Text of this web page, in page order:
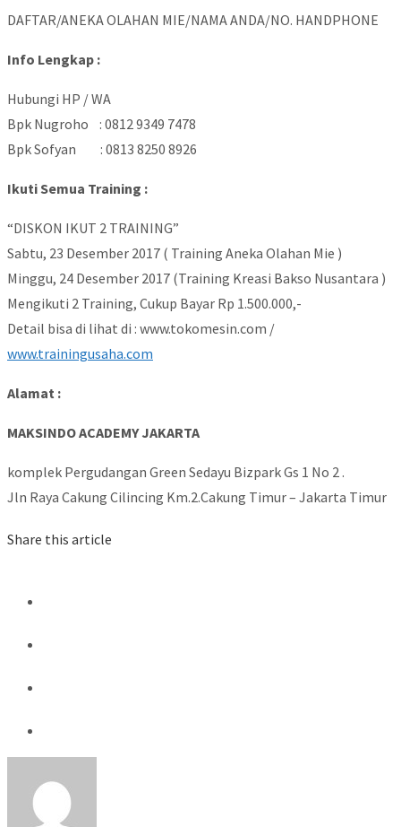
DAFTAR/ANEKA OLAHAN MIE/NAMA ANDA/NO. HANDPHONE
Info Lengkap :
Hubungi HP / WA
Bpk Nugroho : 0812 9349 7478
Bpk Sofyan : 0813 8250 8926
Ikuti Semua Training :
“DISKON IKUT 2 TRAINING”
Sabtu, 23 Desember 2017 ( Training Aneka Olahan Mie )
Minggu, 24 Desember 2017 (Training Kreasi Bakso Nusantara )
Mengikuti 2 Training, Cukup Bayar Rp 1.500.000,-
Detail bisa di lihat di : www.tokomesin.com /
www.trainingusaha.com
Alamat :
MAKSINDO ACADEMY JAKARTA
komplek Pergudangan Green Sedayu Bizpark Gs 1 No 2 .
Jln Raya Cakung Cilincing Km.2.Cakung Timur – Jakarta Timur
Share this article